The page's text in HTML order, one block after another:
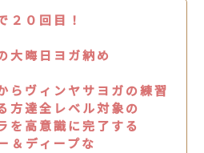
２０回目！
大晦日ヨガ納め
らヴィンヤサヨガの練習
方達全レベル対象の
を高意識に完了する
＆ディープな